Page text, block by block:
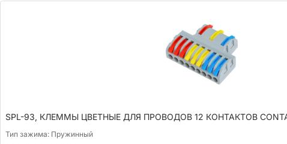
SPL-93, КЛЕММЫ ЦВЕТНЫЕ ДЛЯ ПРОВОДОВ 12 КОНТАКТОВ
Тип зажима: Пружинный